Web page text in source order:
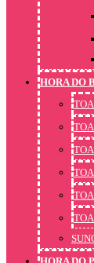
HORA DO